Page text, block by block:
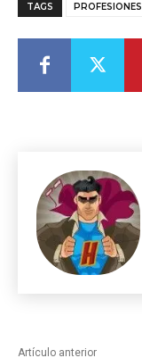
TAGS PROFESIONES
Artículo anterior